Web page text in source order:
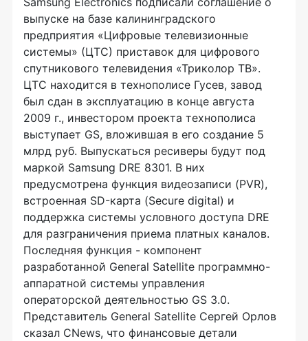
выпуске на базе калининградского
предприятия «Цифровые телевизионные
системы» (ЦТС) приставок для цифрового
спутникового телевидения «Триколор ТВ».
ЦТС находится в технополисе Гусев, завод
был сдан в эксплуатацию в конце августа
2009 г., инвестором проекта технополиса
выступает GS, вложившая в его создание 5
млрд руб. Выпускаться ресиверы будут под
маркой Samsung DRE 8301. В них
предусмотрена функция видеозаписи (PVR),
встроенная SD-карта (Secure digital) и
поддержка системы условного доступа DRE
для разграничения приема платных каналов.
Последняя функция - компонент
разработанной General Satellite программно-
аппаратной системы управления
операторской деятельностью GS 3.0.
Представитель General Satellite Сергей Орлов
сказал CNews, что финансовые детали